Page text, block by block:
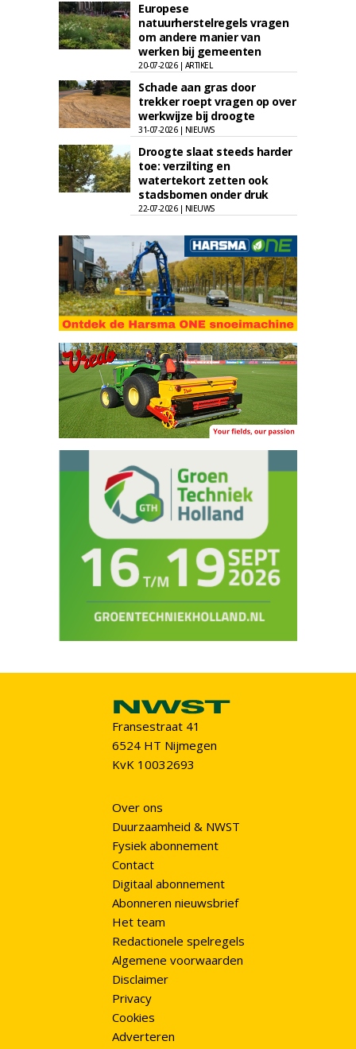
Europese
natuurherstelregels vragen
om andere manier van
werken bij gemeenten
20-07-2026 | ARTIKEL
Schade aan gras door
trekker roept vragen op over
werkwijze bij droogte
31-07-2026 | NIEUWS
Droogte slaat steeds harder
toe: verzilting en
watertekort zetten ook
stadsbomen onder druk
22-07-2026 | NIEUWS
Fransestraat 41
6524 HT Nijmegen
KvK 10032693
Over ons
Duurzaamheid & NWST
Fysiek abonnement
Contact
Digitaal abonnement
Abonneren nieuwsbrief
Het team
Redactionele spelregels
Algemene voorwaarden
Disclaimer
Privacy
Cookies
Adverteren